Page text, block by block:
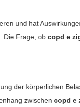
und hat
Die Frage, obcopd e
der körperlichen
zwischencopd e